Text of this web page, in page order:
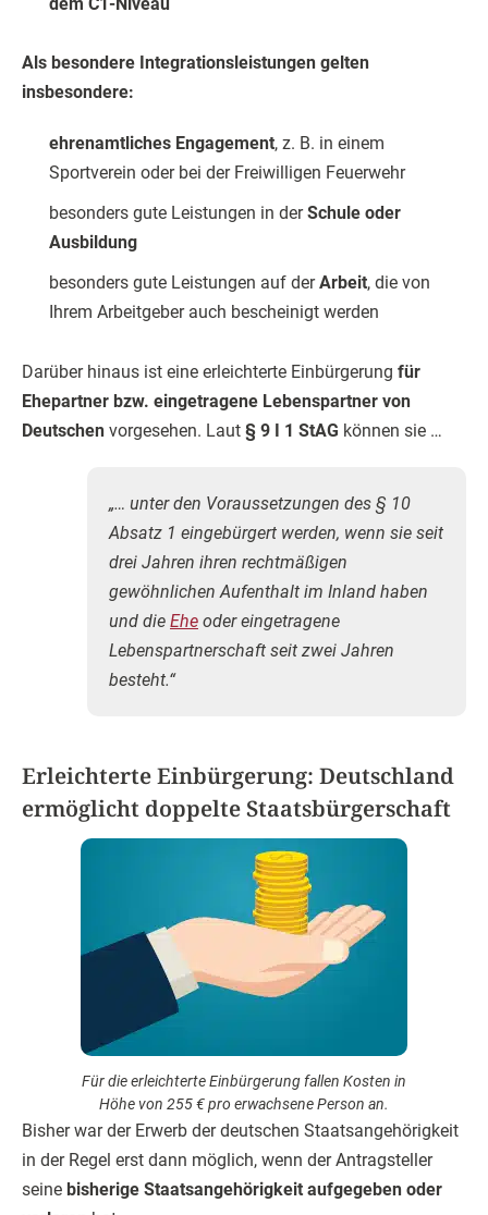
Als besondere Integrationsleistungen gelten
insbesondere:
ehrenamtliches Engagement, z. B. in einem
Sportverein oder bei der Freiwilligen Feuerwehr
besonders gute Leistungen in derSchule oder
Ausbildung
besonders gute Leistungen auf derArbeit, die von
Ihrem Arbeitgeber auch bescheinigt werden
Darüber hinaus ist eine erleichterte Einbürgerung für
Ehepartner bzw. eingetragene Lebenspartner von
Deutschen vorgesehen. Laut § 9 I 1 StAG können sie …
„… unter den Voraussetzungen des § 10
Absatz 1 eingebürgert werden, wenn sie seit
drei Jahren ihren rechtmäßigen
gewöhnlichen Aufenthalt im Inland haben
und die Ehe oder eingetragene
Lebenspartnerschaft seit zwei Jahren
besteht.“
Erleichterte Einbürgerung: Deutschland
ermöglicht doppelte Staatsbürgerschaft
Für die erleichterte Einbürgerung fallen Kosten in
Höhe von 255 € pro erwachsene Person an.
Bisher war der Erwerb der deutschen Staatsangehörigkeit
in der Regel erst dann möglich, wenn der Antragsteller
seine bisherige Staatsangehörigkeit aufgegeben oder